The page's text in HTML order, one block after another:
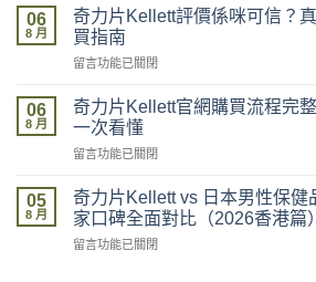
買
最
安
全？
網
vs
房
網
店
代
力
片
Kellett
2026
新
攻
官
網
惠、
06
8 月
奇力片Kellett評價係咪可信？
買指南
在
力
片
Kellett
評
係
咪
可
信？
留言功能已關閉
06
8 月
奇力片Kellett官網購買流程完
一次看懂
在
力
片
Kellett
官
留言功能已關閉
05
8 月
奇力片Kellett vs 日本男性保健
家口碑全面對比（2026香港篇）
在
留言功能已關閉